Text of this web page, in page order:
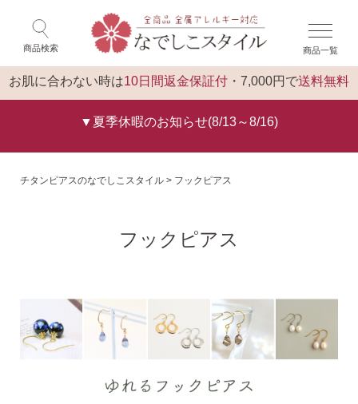
商品検索 商品一覧
お肌に合わない時は10日間返金保証付 ・7,000円で送料無料
▼夏季休暇のお知らせ(8/13～8/16)
閉じる
ゲスト 様 こんにちは
チタンピアスのなでしこスタイル フックピアス
フックピアス